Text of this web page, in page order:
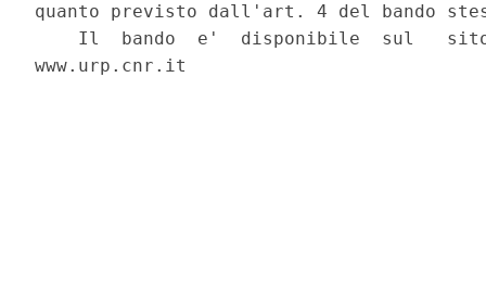
quanto previsto dall'art. 4 del bando
Il  bando  e'  disponibile  sul
www.urp.cnr.it